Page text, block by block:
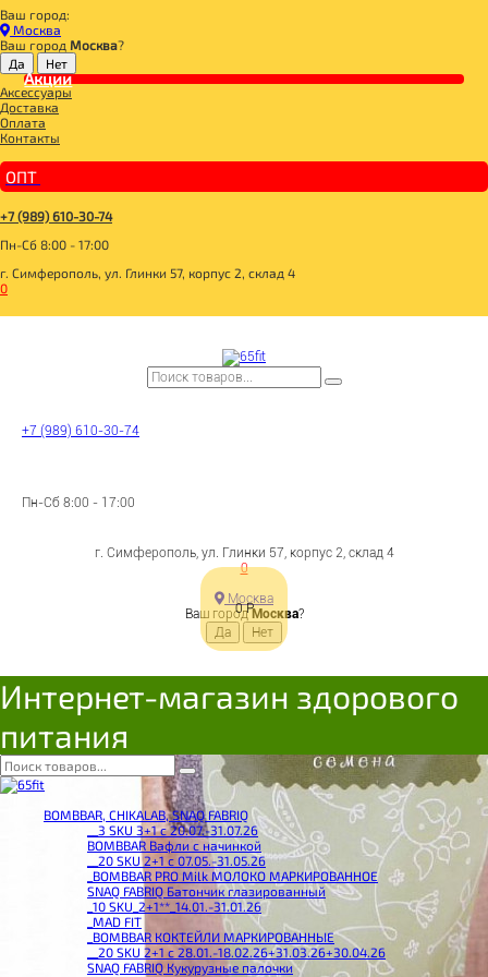
Ваш город:
Москва
Ваш город Москва?
Акции
Аксессуары
Доставка
Оплата
Контакты
ОПТ
+7 (989) 610-30-74
Пн-Сб 8:00 - 17:00
г. Симферополь, ул. Глинки 57, корпус 2, склад 4
0
+7 (989) 610-30-74
Пн-Сб 8:00 - 17:00
г. Симферополь, ул. Глинки 57, корпус 2, склад 4
0
0Р
Москва
Ваш городМосква?
Интернет-магазин здорового
питания
BOMBBAR, CHIKALAB, SNAQ FABRIQ
__3 SKU 3+1 с 20.07.-31.07.26
BOMBBAR Вафли с начинкой
__20 SKU 2+1 с 07.05.-31.05.26
_BOMBBAR PRO Milk МОЛОКО МАРКИРОВАННОЕ
SNAQ FABRIQ Батончик глазированный
_10 SKU_2+1**_14.01.-31.01.26
_MAD FIT
_BOMBBAR КОКТЕЙЛИ МАРКИРОВАННЫЕ
__20 SKU 2+1 с 28.01.-18.02.26+31.03.26+30.04.26
SNAQ FABRIQ Кукурузные палочки
Главная
ЗДОРОВОЕ ПИТАНИЕ#
Семена Чиа 200гр (Древо жизни)